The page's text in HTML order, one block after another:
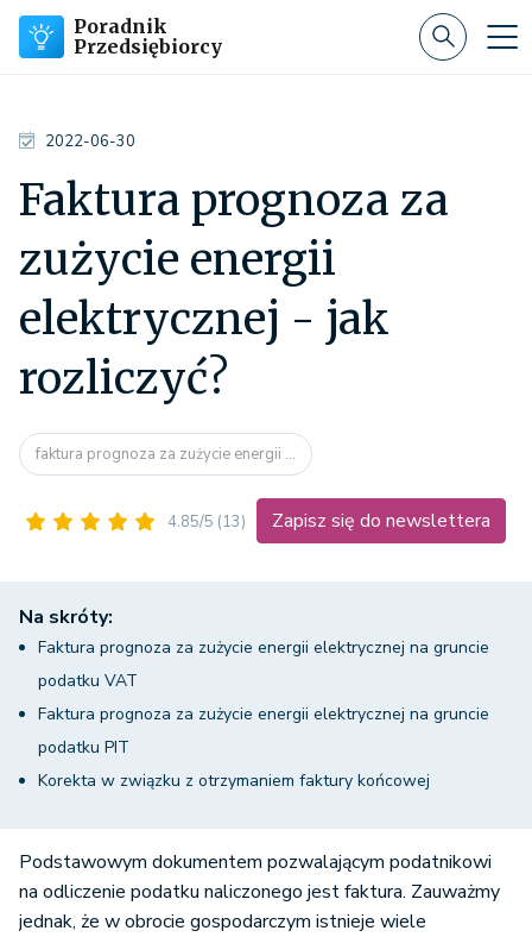
Poradnik
Przedsiębiorcy
2022-06-30
Faktura prognoza za
zużycie energii
elektrycznej - jak
rozliczyć?
faktura prognoza za zużycie energii ...
4.85/5 (13) Zapisz się do newslettera
Na skróty:
Faktura prognoza za zużycie energii elektrycznej na gruncie
podatku VAT
Faktura prognoza za zużycie energii elektrycznej na gruncie
podatku PIT
Korekta w związku z otrzymaniem faktury końcowej
Podstawowym dokumentem pozwalającym podatnikowi
na odliczenie podatku naliczonego jest faktura. Zauważmy
jednak, że w obrocie gospodarczym istnieje wiele